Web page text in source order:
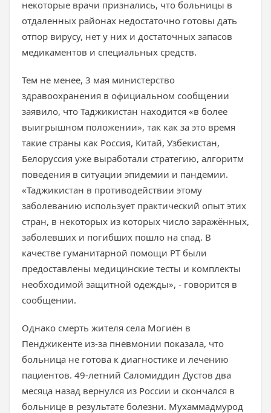
некоторые врачи признались, что больницы в
отдаленных районах недостаточно готовы дать
отпор вирусу, нет у них и достаточных запасов
медикаментов и специальных средств.
Тем не менее, 3 мая министерство
здравоохранения в официальном сообщении
заявило, что Таджикистан находится «в более
выигрышном положении», так как за это время
такие страны как Россия, Китай, Узбекистан,
Белоруссия уже выработали стратегию, алгоритм
поведения в ситуации эпидемии и пандемии.
«Таджикистан в противодействии этому
заболеванию использует практический опыт этих
стран, в некоторых из которых число заражённых,
заболевших и погибших пошло на спад. В
качестве гуманитарной помощи РТ были
предоставлены медицинские тесты и комплекты
необходимой защитной одежды», - говорится в
сообщении.
Однако смерть жителя села Могиён в
Пенджикенте из-за пневмонии показала, что
больница не готова к диагностике и лечению
пациентов. 49-летний Саломиддин Дустов два
месяца назад вернулся из России и скончался в
больнице в результате болезни. Мухаммадмурод